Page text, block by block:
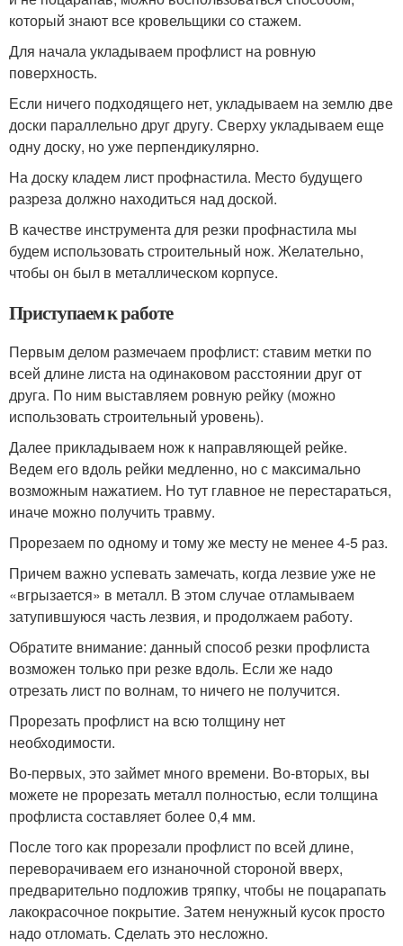
который знают все кровельщики со стажем.
Для начала укладываем профлист на ровную
поверхность.
Если ничего подходящего нет, укладываем на землю две
доски параллельно друг другу. Сверху укладываем еще
одну доску, но уже перпендикулярно.
На доску кладем лист профнастила. Место будущего
разреза должно находиться над доской.
В качестве инструмента для резки профнастила мы
будем использовать строительный нож. Желательно,
чтобы он был в металлическом корпусе.
Приступаем к работе
Первым делом размечаем профлист: ставим метки по
всей длине листа на одинаковом расстоянии друг от
друга. По ним выставляем ровную рейку (можно
использовать строительный уровень).
Далее прикладываем нож к направляющей рейке.
Ведем его вдоль рейки медленно, но с максимально
возможным нажатием. Но тут главное не перестараться,
иначе можно получить травму.
Прорезаем по одному и тому же месту не менее 4-5 раз.
Причем важно успевать замечать, когда лезвие уже не
«вгрызается» в металл. В этом случае отламываем
затупившуюся часть лезвия, и продолжаем работу.
Обратите внимание: данный способ резки профлиста
возможен только при резке вдоль. Если же надо
отрезать лист по волнам, то ничего не получится.
Прорезать профлист на всю толщину нет
необходимости.
Во-первых, это займет много времени. Во-вторых, вы
можете не прорезать металл полностью, если толщина
профлиста составляет более 0,4 мм.
После того как прорезали профлист по всей длине,
переворачиваем его изнаночной стороной вверх,
предварительно подложив тряпку, чтобы не поцарапать
лакокрасочное покрытие. Затем ненужный кусок просто
надо отломать. Сделать это несложно.